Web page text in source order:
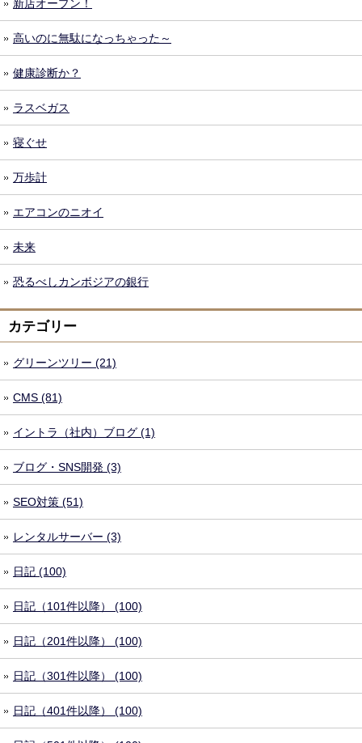
新店オープン！
高いのに無駄になっちゃった～
健康診断か？
ラスベガス
寝ぐせ
万歩計
エアコンのニオイ
未来
恐るべしカンボジアの銀行
カテゴリー
グリーンツリー (21)
CMS (81)
イントラ（社内）ブログ (1)
ブログ・SNS開発 (3)
SEO対策 (51)
レンタルサーバー (3)
日記 (100)
日記（101件以降） (100)
日記（201件以降） (100)
日記（301件以降） (100)
日記（401件以降） (100)